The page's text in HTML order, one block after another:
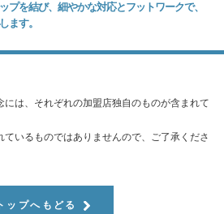
プを結び、細やかな対応とフットワークで、
ます。
には、それぞれの加盟店独自のものが含まれて
いるものではありませんので、ご了承くださ
トップへもどる